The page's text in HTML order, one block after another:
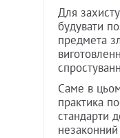
Для
будувати
предмета
Саме в
практика
стандарти
незаконний